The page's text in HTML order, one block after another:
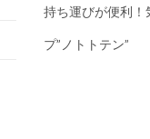
持ち運びが便利！
プ”ノトトテン”